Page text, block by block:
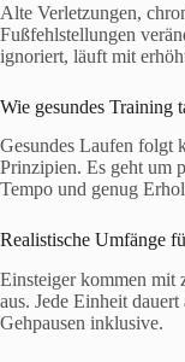
Alte Verletzungen,
Fußfehlstellungen
ignoriert, läuft mit
Wie gesundes Training
Gesundes Laufen folgt
Prinzipien. Es geht um
Tempo und genug
Realistische Umfänge
Einsteiger kommen mit
aus. Jede Einheit
Gehpausen inklusive.